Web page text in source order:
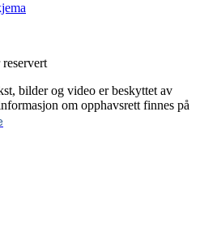
bilder og video er beskyttet av
om opphavsrett finnes på